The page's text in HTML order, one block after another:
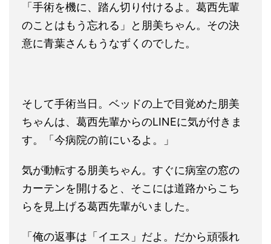
「手術を機に、踏ん切り付けるよ。葛西先輩
のことはもう忘れる」と朋美ちゃん。その決
意に青葉さんもうなずくのでした。
そして手術当日。ベッドの上で目覚めた朋美
ちゃんは、葛西先輩からのLINEに気が付きま
す。「今病院の前にいるよ。」
気が動転する朋美ちゃん。すぐに病室の窓の
カーテンを開けると、そこには道路からこち
らを見上げる葛西先輩がいました。
「俺の返事は「イエス」だよ。だから頑張れ